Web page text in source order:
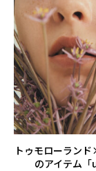
トゥモローラン
のアイテム「